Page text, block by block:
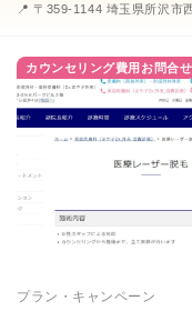
📍 〒359-1144 埼玉県所沢市
カウンセリング費用お問合せ
プラン・キャンペーン